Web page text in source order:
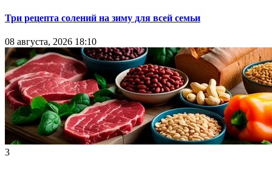
Три рецепта солений на зиму для всей семьи
08 августа, 2026 18:10
3